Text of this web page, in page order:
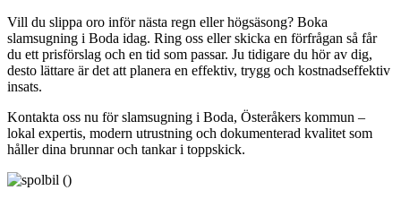
Vill du slippa oro inför nästa regn eller högsäsong? Boka
slamsugning i Boda idag. Ring oss eller skicka en förfrågan så får
du ett prisförslag och en tid som passar. Ju tidigare du hör av dig,
desto lättare är det att planera en effektiv, trygg och kostnadseffektiv
insats.
Kontakta oss nu för slamsugning i Boda, Österåkers kommun –
lokal expertis, modern utrustning och dokumenterad kvalitet som
håller dina brunnar och tankar i toppskick.